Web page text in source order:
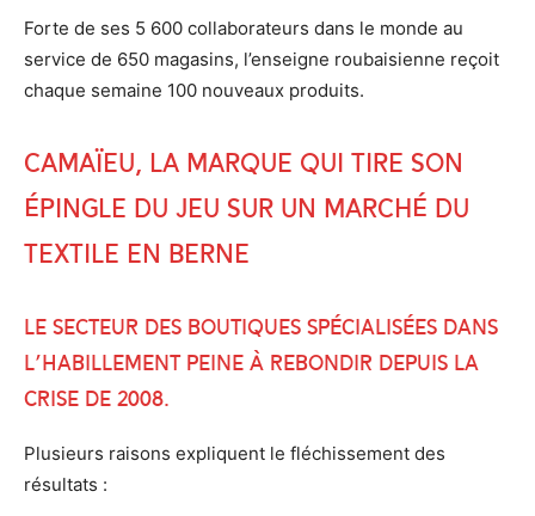
Forte de ses 5 600 collaborateurs dans le monde au
service de 650 magasins, l’enseigne roubaisienne reçoit
chaque semaine 100 nouveaux produits.
Camaïeu, la marque qui tire son
épingle du jeu sur un marché du
textile en berne
Le secteur des boutiques spécialisées dans
l’habillement peine à rebondir depuis la
crise de 2008.
Plusieurs raisons expliquent le fléchissement des
résultats :